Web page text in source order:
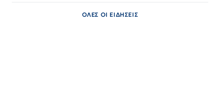
ΟΛΕΣ ΟΙ ΕΙΔΗΣΕΙΣ